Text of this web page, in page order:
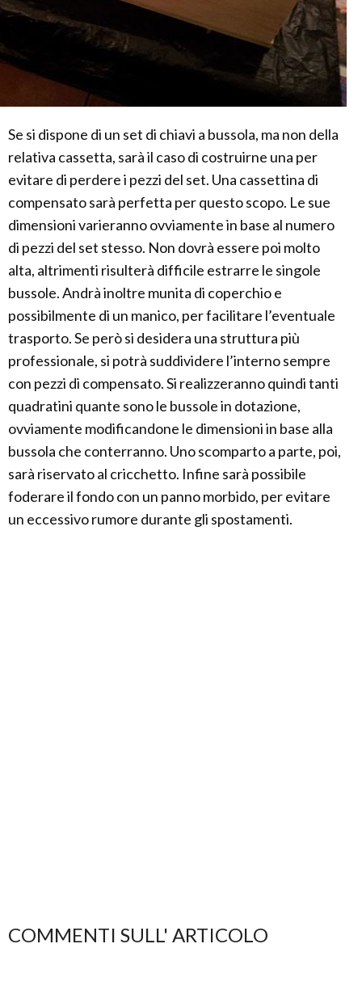
Se si dispone di un set di chiavi a bussola, ma non della
relativa cassetta, sarà il caso di costruirne una per
evitare di perdere i pezzi del set. Una cassettina di
compensato sarà perfetta per questo scopo. Le sue
dimensioni varieranno ovviamente in base al numero
di pezzi del set stesso. Non dovrà essere poi molto
alta, altrimenti risulterà difficile estrarre le singole
bussole. Andrà inoltre munita di coperchio e
possibilmente di un manico, per facilitare l’eventuale
trasporto. Se però si desidera una struttura più
professionale, si potrà suddividere l’interno sempre
con pezzi di compensato. Si realizzeranno quindi tanti
quadratini quante sono le bussole in dotazione,
ovviamente modificandone le dimensioni in base alla
bussola che conterranno. Uno scomparto a parte, poi,
sarà riservato al cricchetto. Infine sarà possibile
foderare il fondo con un panno morbido, per evitare
un eccessivo rumore durante gli spostamenti.
COMMENTI SULL' ARTICOLO